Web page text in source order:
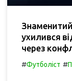
ухилився
через
#Футболіст #